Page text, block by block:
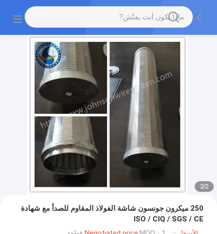
2
/
2
250 ميكرون جونسون شاشة الفولاذ المقاوم للصدأ مع شهادة
ISO / CIQ / SGS / CE